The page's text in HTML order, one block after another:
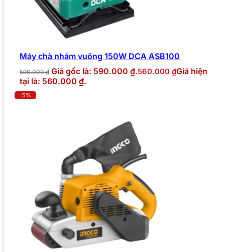
Máy chà nhám vuông 150W DCA ASB100
590.000₫ Giá gốc là: 590.000 ₫.560.000 ₫Giá hiện
tại là: 560.000 ₫.
-5%